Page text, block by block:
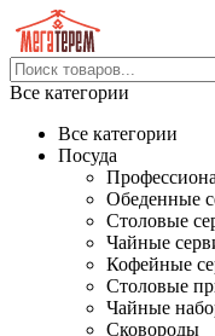
Все категории
Все категории
Посуда
Обеденные
Столовые
Чайные
Кофейные
Столовые
Чайные
Сковороды